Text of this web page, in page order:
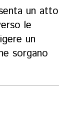
un atto
le
un
sorgano